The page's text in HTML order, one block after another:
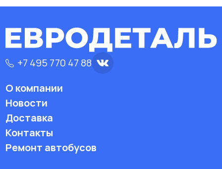
+7 495 770 47 88
О компании
Новости
Доставка
Контакты
Ремонт автобусов